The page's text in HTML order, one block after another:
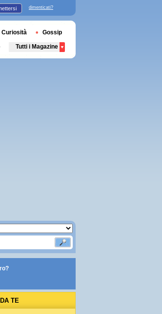
TE
dimenticati?
Curiosità Gossip
Tutti i Magazine